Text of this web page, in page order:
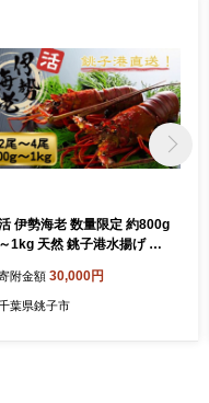
伊勢海老 数量限定 約800g
～1kg 天然 銚子港水揚げ イ
殻類 魚介 魚貝 冷蔵 送料無料
イル バーベキュー アウト
附金額 30,000円
葉県銚子市